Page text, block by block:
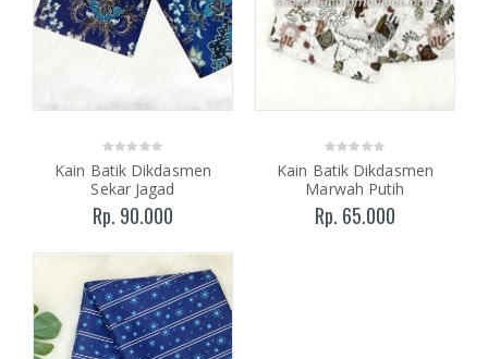
Kain Batik Dikdasmen
Sekar Jagad
Rp. 90.000
Kain Batik Dikdasmen
Marwah Putih
Rp. 65.000